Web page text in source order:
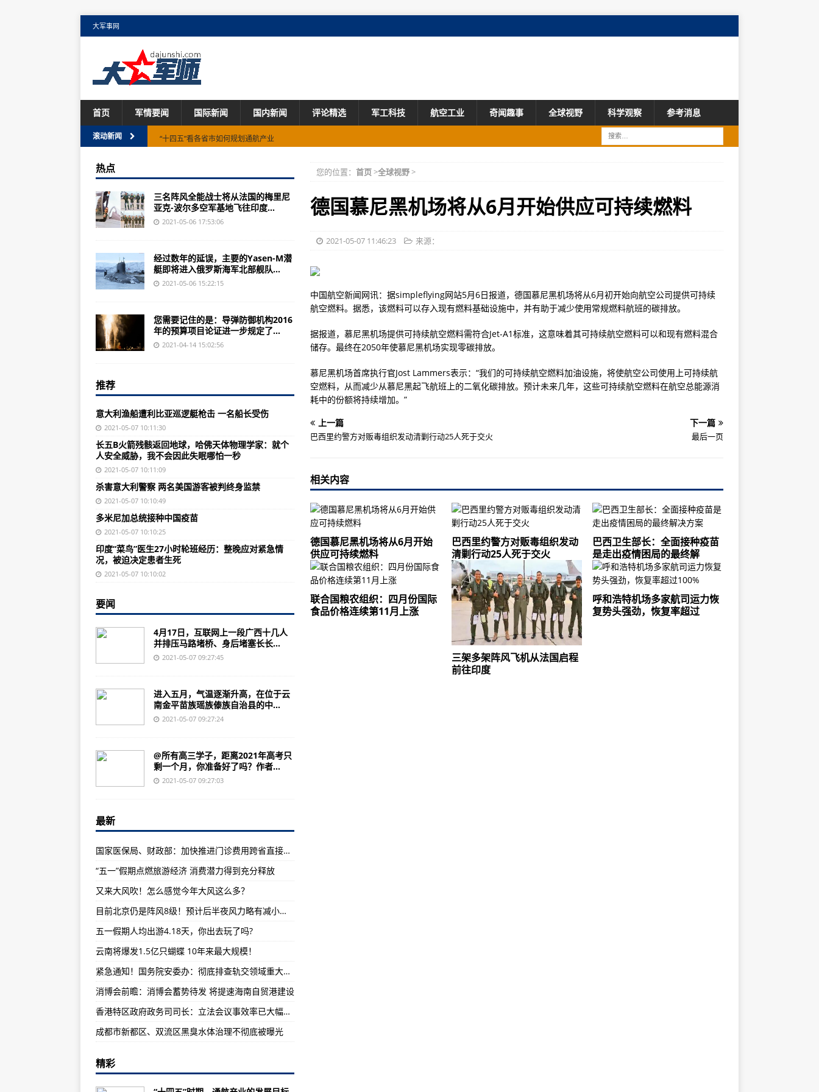
大军事网
首页 军情要闻 国际新闻 国内新闻 评论精选 军工科技 航空工业 奇闻趣事 全球视野 科学观察 参考消息
滚动新闻
“十四五”看各省市如何规划通航产业
意大利渔船遭利比亚巡逻艇枪击 一名船长受伤
盖茨离婚：“吸睛”有余，“戏剧性”不足？
美国巴尔的摩2名亚裔女性遭袭 事件嫌疑人面临指控
长五B火箭残骸返回地球，哈佛天体物理学家：就个人安全威胁，我不会因此失眠哪怕一秒
外媒看中国:"消费需求正全面复苏"
驻美大使崔天凯：美国等西方国家充斥着涉疆谎言
国际锐评丨"五一"消费火爆验证中国市场机不可失
法英渔业争端升级 法国渔民举行抗议活动
美国一六年级女生朝同学开枪，当地警方：最糟糕的噩梦！
巴西卫生部长：全面接种疫苗是走出疫情困局的最终解决方案
印度“菜鸟”医生27小时轮班经历：整晚应对紧急情况，被迫决定患者生死
南宁八尺江桥十几人并排“压马路”堵桥后续：多个单位及责任人被通报批评
京广线窦妪站至平南站间接触网挂异物已处理完毕，列车运行秩序正在逐步恢复
国家医保局、财政部：加快推进门诊费用跨省直接结算
华北黄淮东北等地有大风沙尘天气 贵州江南华南有中到大雨
“五一”假期点燃旅游经济 消费潜力得到充分释放
2021高考倒计时1个月！这些新变化考生要了解
香港将承认内地婚姻判决 被认为将惠及跨境婚姻双方及子女
又来大风吹！怎么感觉今年大风这么多？
1.5亿只！云南金平预计将现十年来最大规模蝴蝶大爆发
目前北京仍是阵风8级！预计后半夜风力略有减小，沙尘逐渐减弱
两部门：南方全面入汛 5月部分南方河流或发生超警洪水
五一假期人均出游4.18天，你出去玩了吗?
10年来规模最大“蝴蝶大爆发”！云南上亿只蝴蝶宝宝将化羽成蝶
云南将爆发1.5亿只蝴蝶 10年来最大规模！
春季档观众满意度获83.1分创新高 “悬崖”“姐姐”和“扫黑”位列前三
香港立法会主席梁君彦接受本报专访：世上没有“最好”的制度，只有最适合的制度
紧急通知！国务院安委办：彻底排查轨交领域重大风险隐患
“优秀示范村”的尴尬：污水处理站长期“沉睡”，农民自建厕所不敢用
消博会前瞻：消博会蓄势待发 将提速海南自贸港建设
全球连线丨中国说：中外小姐姐在海南拍了拍你
咸宁5人落水4人死亡，警方：系私自驾驶巡库船游玩发生意外
​香港特区政府政务司司长：立法会议事效率已大幅提高
成都市新都区、双流区黑臭水体治理不彻底被曝光
您的位置： 首页>全球视野>
德国慕尼黑机场将从6月开始供应可持续燃料
2021-05-07 11:46:23 来源：
中国航空新闻网讯：据simpleflying网站5月6日报道，德国慕尼黑机场将从6月初开始向航空公司提供可持续
航空燃料。据悉，该燃料可以存入现有燃料基础设施中，并有助于减少使用常规燃料航班的碳排放。
据报道，慕尼黑机场提供可持续航空燃料需符合Jet-A1标准，这意味着其可持续航空燃料可以和现有燃料混合
储存。最终在2050年使慕尼黑机场实现零碳排放。
慕尼黑机场首席执行官Jost Lammers表示：“我们的可持续航空燃料加油设施，将使航空公司使用上可持续航
空燃料，从而减少从慕尼黑起飞航班上的二氧化碳排放。预计未来几年，这些可持续航空燃料在航空总能源消
耗中的份额将持续增加。”
上一篇
巴西里约警方对贩毒组织发动清剿行动25人死于交火
下一篇
最后一页
相关内容
德国慕尼黑机场将从6月开始
供应可持续燃料
巴西里约警方对贩毒组织发动
清剿行动25人死于交火
巴西卫生部长：全面接种疫苗
是走出疫情困局的最终解
联合国粮农组织：四月份国际
食品价格连续第11月上涨
三架多架阵风飞机从法国启程
前往印度
呼和浩特机场多家航司运力恢
复势头强劲，恢复率超过
热点
三名阵风全能战士将从法国的梅里尼
亚克-波尔多空军基地飞往印度...
2021-05-06 17:53:06
经过数年的延误，主要的Yasen-M潜
艇即将进入俄罗斯海军北部舰队...
2021-05-06 15:22:15
您需要记住的是：导弹防御机构2016
年的预算项目论证进一步规定了...
2021-04-14 15:02:56
推荐
意大利渔船遭利比亚巡逻艇枪击 一名船长受伤
2021-05-07 10:11:30
长五B火箭残骸返回地球，哈佛天体物理学家：就个
人安全威胁，我不会因此失眠哪怕一秒
2021-05-07 10:11:09
杀害意大利警察 两名美国游客被判终身监禁
2021-05-07 10:10:49
多米尼加总统接种中国疫苗
2021-05-07 10:10:25
印度“菜鸟”医生27小时轮班经历：整晚应对紧急情
况，被迫决定患者生死
2021-05-07 10:10:02
要闻
4月17日，互联网上一段广西十几人
并排压马路堵桥、身后堵塞长长...
2021-05-07 09:27:45
进入五月，气温逐渐升高，在位于云
南金平苗族瑶族傣族自治县的中...
2021-05-07 09:27:24
@所有高三学子，距离2021年高考只
剩一个月，你准备好了吗？作者...
2021-05-07 09:27:03
最新
国家医保局、财政部：加快推进门诊费用跨省直接结算
“五一”假期点燃旅游经济 消费潜力得到充分释放
又来大风吹！怎么感觉今年大风这么多？
目前北京仍是阵风8级！预计后半夜风力略有减小，沙尘逐渐减弱
五一假期人均出游4.18天，你出去玩了吗?
云南将爆发1.5亿只蝴蝶 10年来最大规模！
紧急通知！国务院安委办：彻底排查轨交领域重大风险隐患
消博会前瞻：消博会蓄势待发 将提速海南自贸港建设
​香港特区政府政务司司长：立法会议事效率已大幅提高
成都市新都区、双流区黑臭水体治理不彻底被曝光
精彩